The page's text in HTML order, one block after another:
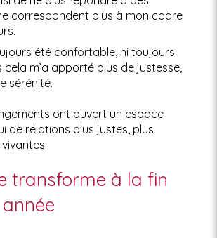
correspondent plus à mon cadre
été confortable, ni toujours
cela m’a apporté plus de justesse,
sérénité.
ont ouvert un espace
de relations plus justes, plus
transforme à la fin